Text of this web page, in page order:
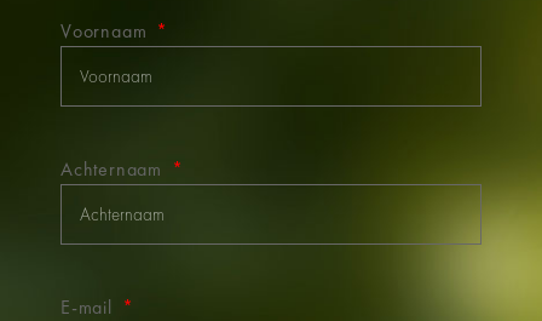
Voornaam
Achternaam
E-mail